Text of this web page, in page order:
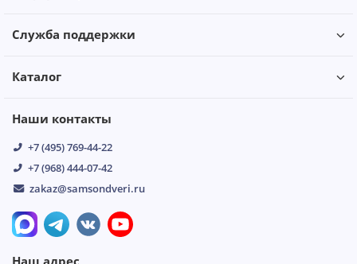
Служба поддержки
Каталог
Наши контакты
+7 (495) 769-44-22
+7 (968) 444-07-42
zakaz@samsondveri.ru